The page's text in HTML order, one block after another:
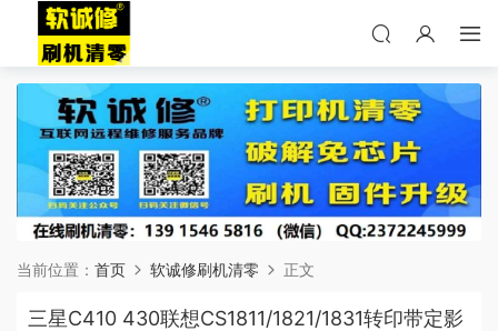
当前位置： 首页 软诚修刷机清零 正文
三星C410 430联想CS1811/1821/1831转印带定影